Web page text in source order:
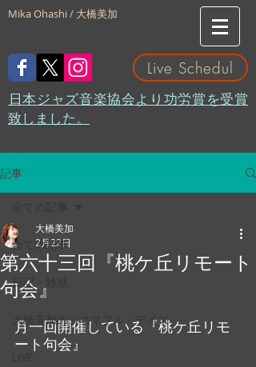
Mika Ohashi / 大橋美加
Live Schedul
​日本ジャズ音楽協会より功労賞を受賞
致しました。
記事
全ての記事
日記・雑感
大橋美加のシネマフル・デイズ
第六十三回『桃ケ丘リモート
句会』
大橋美加
2月22日
月一回開催している『桃ケ丘リモ
ート句会』